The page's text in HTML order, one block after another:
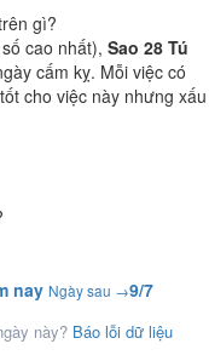
gì?
cao nhất), Sao 28 Tú
cấm kỵ. Mỗi việc có
cho việc này nhưng xấu
nay Ngày sau →9/7
này? Báo lỗi dữ liệu